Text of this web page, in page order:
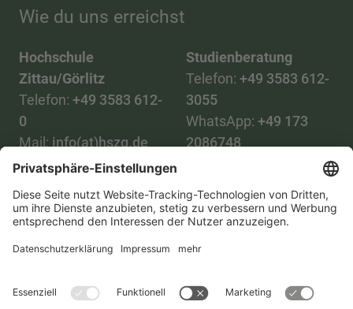
Wie du uns erreichst
Hochschule
Zittau/Görlitz
Telefon: +49 3583 612-
0
Mail: info(at)hszg.de
Studienberatung
Telefon: +49 3583 612-
3055
WhatsApp: +49 173
2086748
Alle StudiengängeDatenschutz
ImpressumBarrierefreiheitPresse